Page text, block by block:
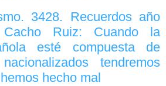
3428. Recuerdos año
Ruiz: Cuando la
esté compuesta de
tendremos
hecho mal